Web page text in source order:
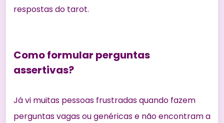
respostas do tarot.
Como formular perguntas
assertivas?
Já vi muitas pessoas frustradas quando fazem
perguntas vagas ou genéricas e não encontram a